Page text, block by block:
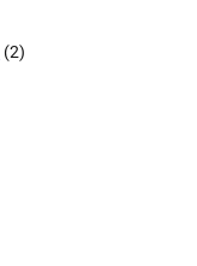
(2)